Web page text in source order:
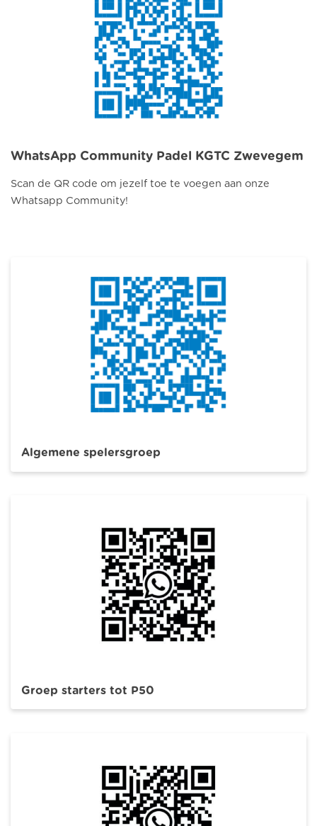
WhatsApp Community Padel KGTC Zwevegem
Scan de QR code om jezelf toe te voegen aan onze
Whatsapp Community!
Algemene spelersgroep
Groep starters tot P50